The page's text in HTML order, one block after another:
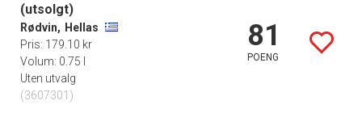
(utsolgt)
Rødvin, Hellas
Pris: 179.10 kr
Volum: 0.75 l
Uten utvalg
(3607301)
81
POENG